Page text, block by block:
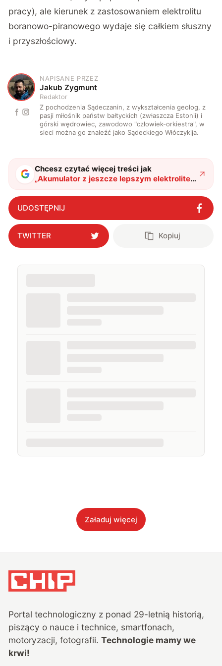
pracy), ale kierunek z zastosowaniem elektrolitu
boranowo-piranowego wydaje się całkiem słuszny
i przyszłościowy.
J
NAPISANE PRZEZ
Jakub Zygmunt
Redaktor
Z pochodzenia Sądeczanin, z wykształcenia geolog, z
pasji miłośnik państw bałtyckich (zwłaszcza Estonii) i
górski wędrowiec, zawodowo "człowiek-orkiestra", w
sieci można go znaleźć jako Sądeckiego Włóczykija.
Chcesz czytać więcej treści jak
„Akumulator z jeszcze lepszym elektrolitem
– na to czekaliśmy. Czym jest to cudo z
Azji?"?
UDOSTĘPNIJ
TWITTER Kopiuj
Załaduj więcej
Portal technologiczny z ponad 29-letnią historią,
piszący o nauce i technice, smartfonach,
motoryzacji, fotografii. Technologie mamy we
krwi!